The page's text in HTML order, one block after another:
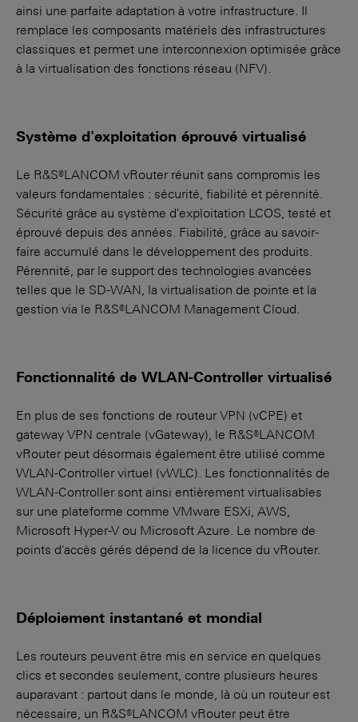
ainsi une parfaite adaptation à votre infrastructure. Il
remplace les composants matériels des infrastructures
classiques et permet une interconnexion optimisée grâce
à la virtualisation des fonctions réseau (NFV).
Système d'exploitation éprouvé virtualisé
Le R&S®LANCOM vRouter réunit sans compromis les
valeurs fondamentales : sécurité, fiabilité et pérennité.
Sécurité grâce au système d'exploitation LCOS, testé et
éprouvé depuis des années. Fiabilité, grâce au savoir-
faire accumulé dans le développement des produits.
Pérennité, par le support des technologies avancées
telles que le SD-WAN, la virtualisation de pointe et la
gestion via le R&S®LANCOM Management Cloud.
Fonctionnalité de WLAN-Controller virtualisé
En plus de ses fonctions de routeur VPN (vCPE) et
gateway VPN centrale (vGateway), le R&S®LANCOM
vRouter peut désormais également être utilisé comme
WLAN-Controller virtuel (vWLC). Les fonctionnalités de
WLAN-Controller sont ainsi entièrement virtualisables
sur une plateforme comme VMware ESXi, AWS,
Microsoft Hyper-V ou Microsoft Azure. Le nombre de
points d'accès gérés dépend de la licence du vRouter.
Déploiement instantané et mondial
Les routeurs peuvent être mis en service en quelques
clics et secondes seulement, contre plusieurs heures
auparavant : partout dans le monde, là où un routeur est
nécessaire, un R&S®LANCOM vRouter peut être